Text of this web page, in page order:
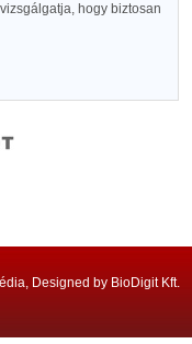
hogy biztosan
Designed by BioDigit Kft.